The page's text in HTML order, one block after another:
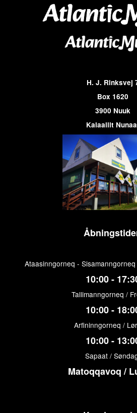
H. J. Rinksvej
Box 1620
3900 Nuuk
Kalaallit
Ataasinngorneq -
10:00 -
Tallimanngorneq /
10:00 -
Arfininngorneq /
10:00 -
Sapaat /
Matoqqavoq /